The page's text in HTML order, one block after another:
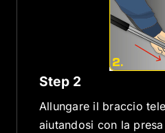
Step 2
Allungare il braccio
aiutandosi con la